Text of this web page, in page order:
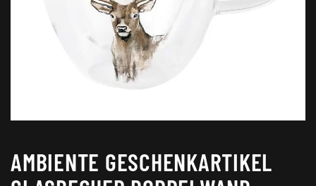
AMBIENTE GESCHENKARTIKEL